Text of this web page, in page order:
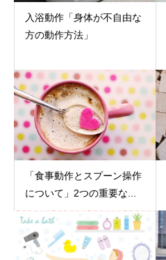
入浴動作「身体が不自由な
方の動作方法」
「食事動作とスプーン操作
について」2つの重要な...